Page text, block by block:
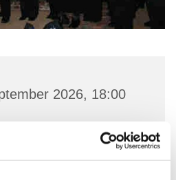
2026, 18:00
2, Ev. Kirche Wriezen,